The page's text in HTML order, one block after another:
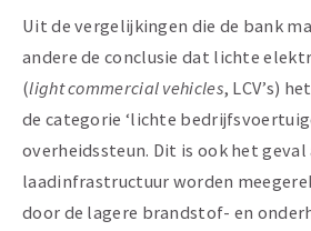
Uit de vergelijkingen die de bank
andere de conclusie dat lichte
(light commercial vehicles, LCV’s)
de categorie ‘lichte
overheidssteun. Dit is ook het
laadinfrastructuur worden
door de lagere brandstof- en